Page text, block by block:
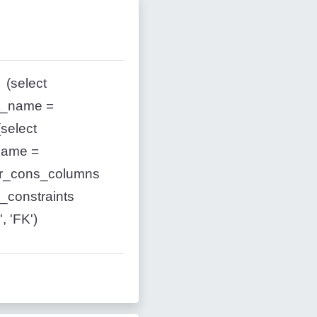
=
=
'FK')